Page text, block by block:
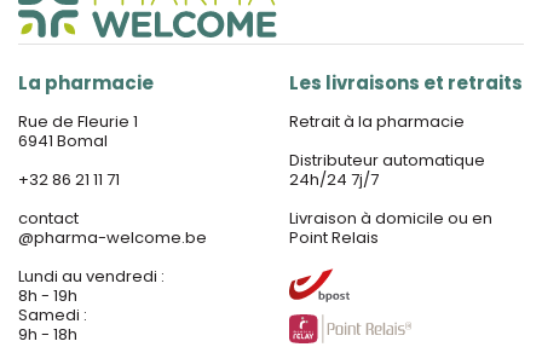
La pharmacie
Rue de Fleurie 1
6941 Bomal
+32 86 21 11 71
contact
@pharma-welcome.be
Lundi au vendredi :
8h - 19h
Samedi :
9h - 18h
Les livraisons et retraits
Retrait à la pharmacie
Distributeur automatique
24h/24 7j/7
Livraison à domicile ou en
Point Relais